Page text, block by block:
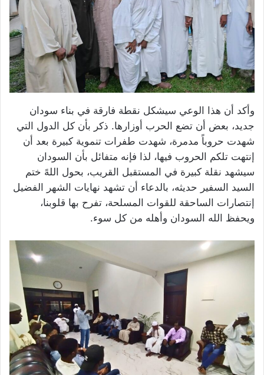
وأكد أن هذا الوعي سيشكل نقطة فارقة في بناء سودان
جديد، بعض أن تضع الحرب أوزارها. ذكر بأن كل الدول التي
شهدت حروباً مدمرة، شهدت طفرات تنموية كبيرة بعد أن
إنتهت تلكم الحروب فيها، لذا فإنه متفائل بأن السودان
سيشهد نقلة كبيرة في المستقبل القريب، بحول اللهً ختم
السيد السفير حديثه، بالدعاء أن تشهد نهايات الشهر الفضيل
إنتصارات الساحقة للقوات المسلحة، تفرح بها قلوبنا،
ويحفظ الله السودان وأهله من كل سوء.